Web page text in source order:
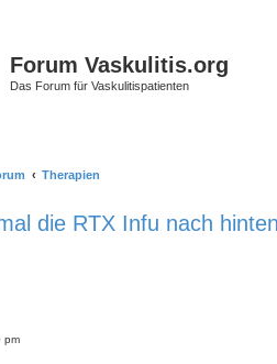
Forum Vaskulitis.org
Das Forum für Vaskulitispatienten
Therapien
die RTX Infu nach
pm